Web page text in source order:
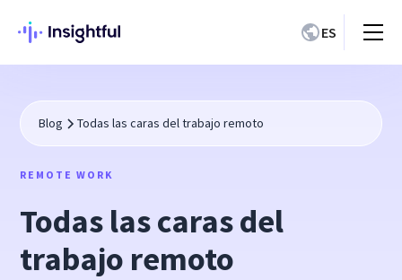
ES
Blog Todas las caras del trabajo remoto
REMOTE WORK
Todas las caras del
trabajo remoto